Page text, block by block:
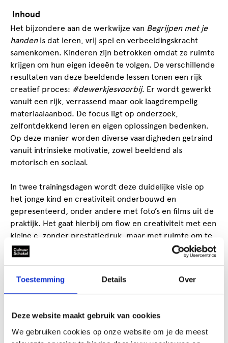
Toestemming Details Over
Deze website maakt gebruik van cookies
We gebruiken cookies op onze website om je de meest
Inhoud
Het bijzondere aan de werkwijze van Begrijpen met je
handenis dat leren, vrij spel en verbeeldingskracht
samenkomen. Kinderen zijn betrokken omdat ze ruimte
krijgen om hun eigen ideeën te volgen. De verschillende
resultaten van deze beeldende lessen tonen een rijk
creatief proces: #dewerkjesvoorbij. Er wordt gewerkt
vanuit een rijk, verrassend maar ook laagdrempelig
materiaalaanbod. De focus ligt op onderzoek,
zelfontdekkend leren en eigen oplossingen bedenken.
Op deze manier worden diverse vaardigheden getraind
vanuit intrinsieke motivatie, zowel beeldend als
motorisch en sociaal.
In twee trainingsdagen wordt deze duidelijke visie op
het jonge kind en creativiteit onderbouwd en
gepresenteerd, onder andere met foto’s en films uit de
praktijk. Het gaat hierbij om flow en creativiteit met een
kleine c, zonder prestatiedruk, maar met ruimte om te
ontdekken.
Je gaat zelf aan de slag op een speelse manier. Met
eenvoudige en uitdagende materialen die ook voor
training biedt inspiratie, verdieping en veel praktische
handvatten. Na deze training ben je geïnspireerd met